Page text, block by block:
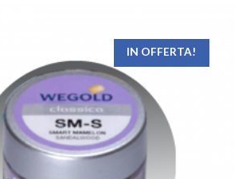
IN OFFERTA!